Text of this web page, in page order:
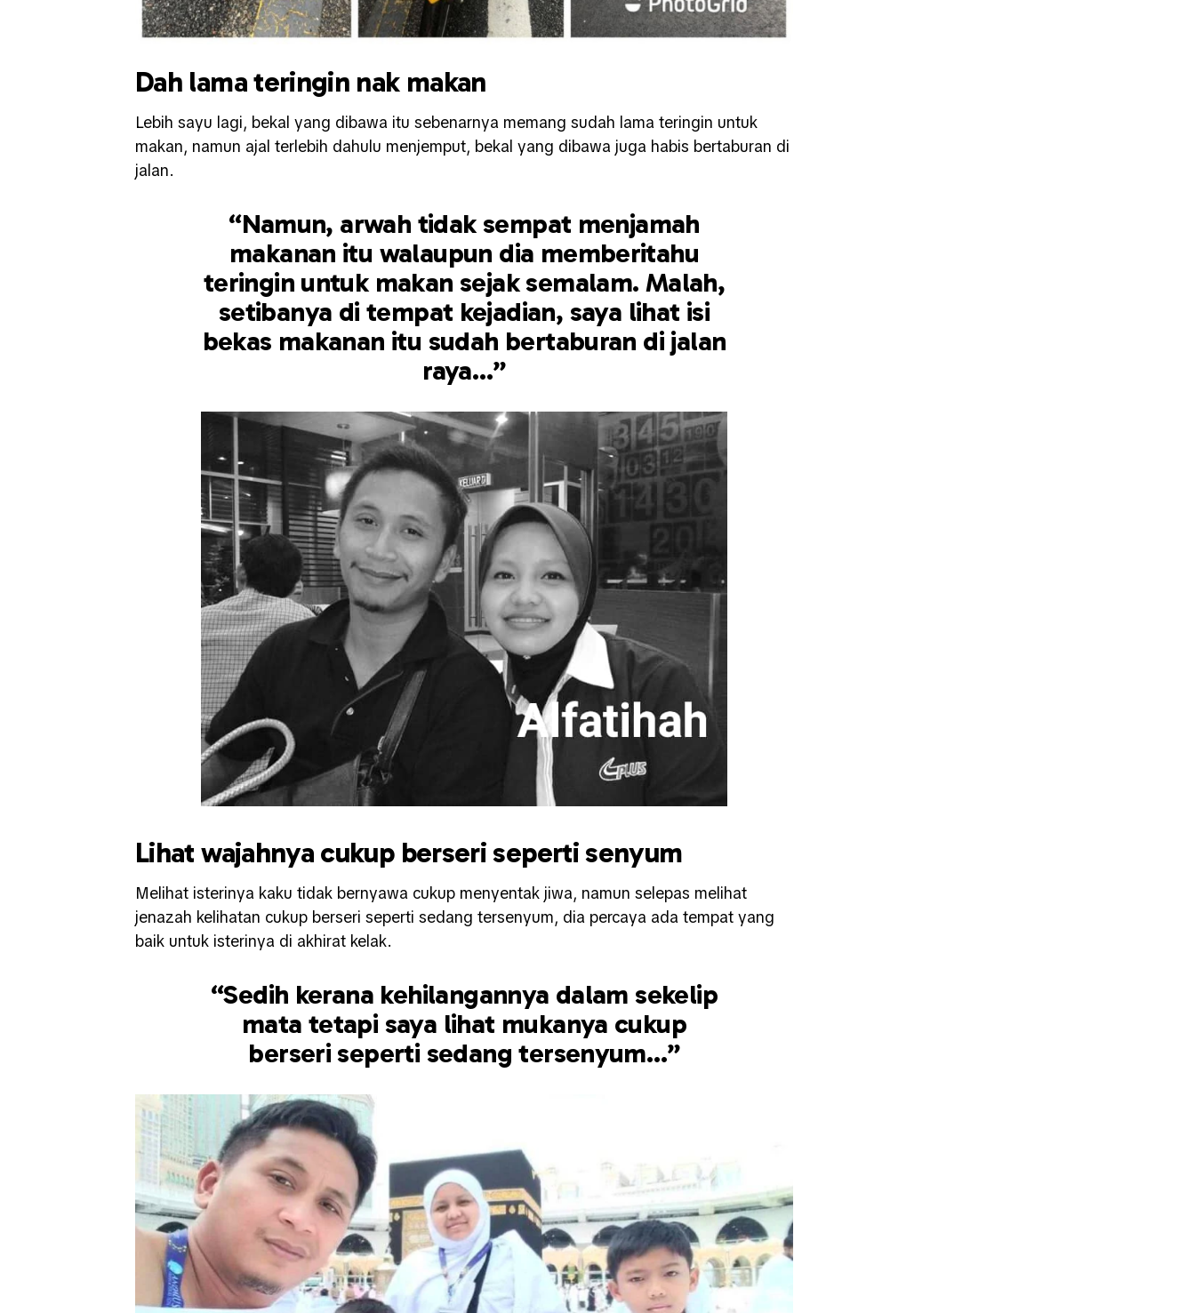
Dah lama teringin nak makan
Lebih sayu lagi, bekal yang dibawa itu sebenarnya memang sudah lama teringin untuk
makan, namun ajal terlebih dahulu menjemput, bekal yang dibawa juga habis bertaburan di
jalan.
“Namun, arwah tidak sempat menjamah
makanan itu walaupun dia memberitahu
teringin untuk makan sejak semalam. Malah,
setibanya di tempat kejadian, saya lihat isi
bekas makanan itu sudah bertaburan di jalan
raya…”
Lihat wajahnya cukup berseri seperti senyum
Melihat isterinya kaku tidak bernyawa cukup menyentak jiwa, namun selepas melihat
jenazah kelihatan cukup berseri seperti sedang tersenyum, dia percaya ada tempat yang
baik untuk isterinya di akhirat kelak.
“Sedih kerana kehilangannya dalam sekelip
mata tetapi saya lihat mukanya cukup
berseri seperti sedang tersenyum…”